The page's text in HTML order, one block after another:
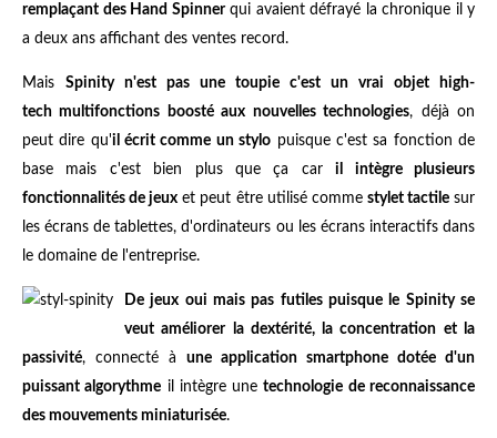
remplaçant des Hand Spinnerqui avaient défrayé la chronique il y
a deux ans affichant des ventes record.
Mais Spinity n'est pas une toupie c'est un vrai objet high-
tech multifonctions boosté aux nouvelles technologies, déjà on
peut dire qu'il écrit comme un stylo puisque c'est sa fonction de
base mais c'est bien plus que ça caril intègre plusieurs
fonctionnalités de jeux et peut être utilisé comme stylet tactilesur
les écrans de tablettes, d'ordinateurs ou les écrans interactifs dans
le domaine de l'entreprise.
De jeux oui mais pas futiles puisque le Spinity se
veut améliorer la dextérité, la concentration et la
passivité, connecté à une application smartphone dotée d'un
puissant algorythme il intègre unetechnologie de reconnaissance
des mouvements miniaturisée.